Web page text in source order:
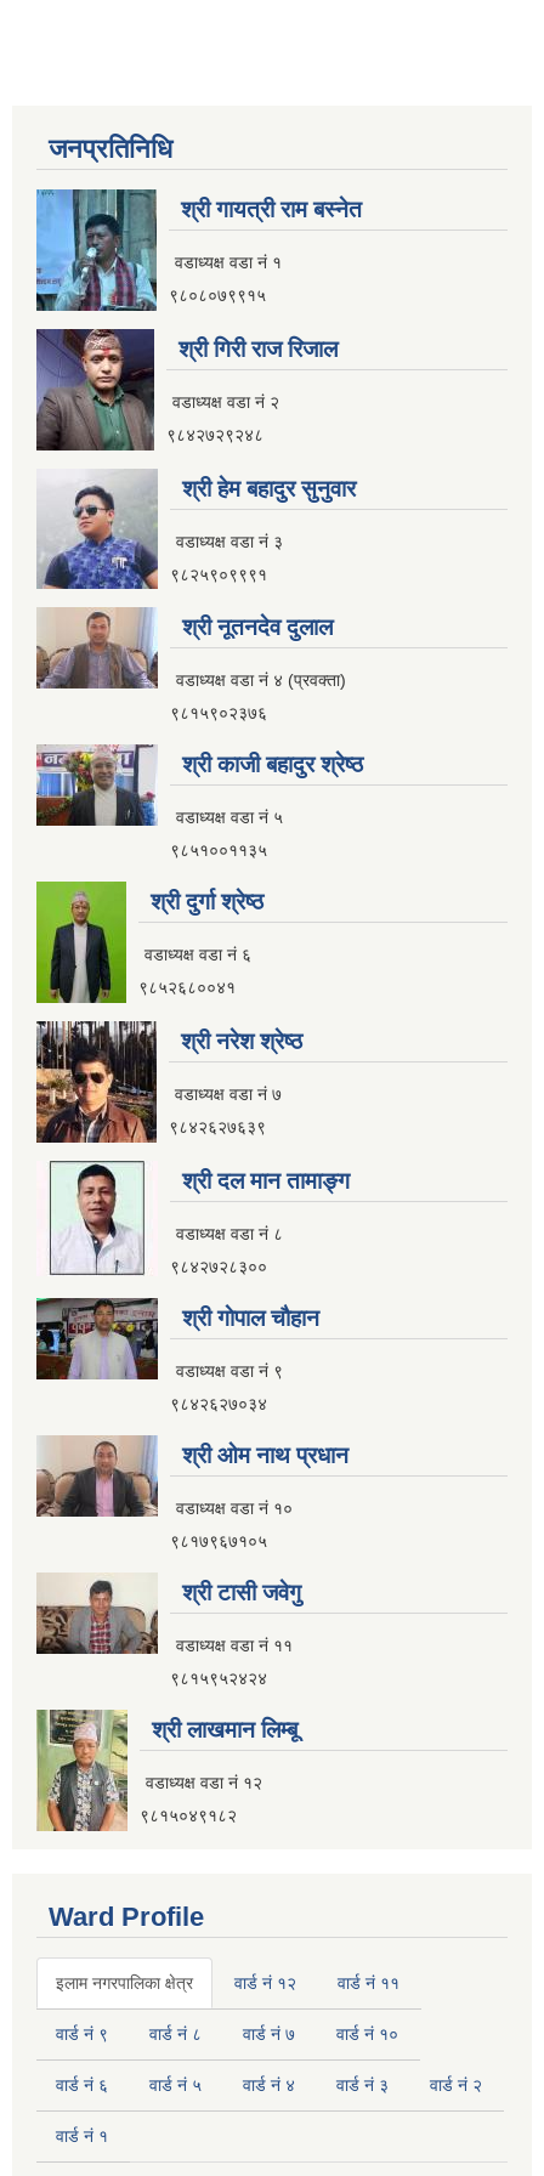
जनप्रतिनिधि
श्री गायत्री राम बस्नेत
वडाध्यक्ष वडा न‌ं १
९८०८०७९९१५
श्री गिरी राज रिजाल
वडाध्यक्ष वडा नं २
९८४२७२९२४८
श्री हेम बहादुर सुनुवार
वडाध्यक्ष वडा नं ३
९८२५९०९९९१
श्री नूतनदेव दुलाल
वडाध्यक्ष वडा नं ४ (प्रवक्ता)
९८१५९०२३७६
श्री काजी बहादुर श्रेष्ठ
वडाध्यक्ष वडा नं ५
९८५१००११३५
श्री दुर्गा श्रेष्ठ
वडाध्यक्ष वडा नं ६
९८५२६८००४१
श्री नरेश श्रेष्ठ
वडाध्यक्ष वडा नं ७
९८४२६२७६३९
श्री दल मान तामाङ्ग
वडाध्यक्ष वडा नं ८
९८४२७२८३००
श्री गाेपाल चाैहान
वडाध्यक्ष वडा नं ९
९८४२६२७०३४
श्री ओम नाथ प्रधान
वडाध्यक्ष वडा नं १०
९८१७९६७१०५
श्री टासी जवेगु
वडाध्यक्ष वडा नं ११
९८१५९५२४२४
श्री लाखमान लिम्बू
वडाध्यक्ष वडा नं १२
९८१५०४९१८२
Ward Profile
इलाम नगरपालिका क्षेत्र वार्ड नं १२ वार्ड नं ११
वार्ड नं ९ वार्ड नं ८ वार्ड नं ७ वार्ड नं १०
वार्ड नं ६ वार्ड नं ५ वार्ड नं ४ वार्ड नं ३ वार्ड नं २
वार्ड नं १